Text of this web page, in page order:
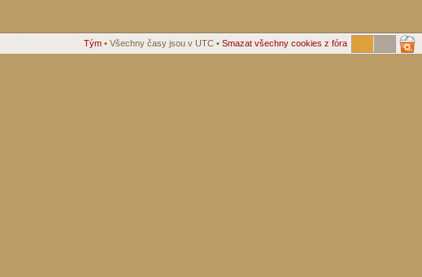
Tým • Všechny časy jsou v UTC • Smazat všechny cookies z fóra